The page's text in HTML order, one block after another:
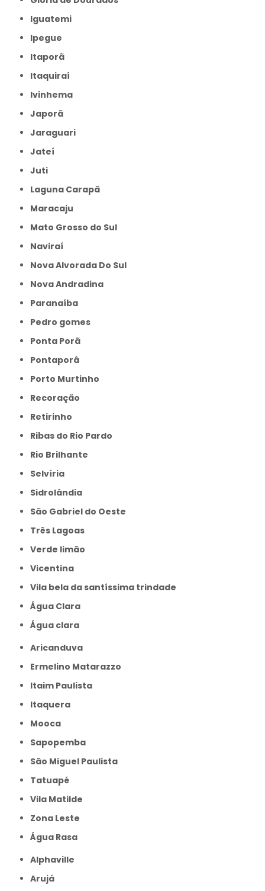
Iguatemi
Ipegue
Itaporã
Itaquiraí
Ivinhema
Japorã
Jaraguari
Jateí
Juti
Laguna Carapã
Maracaju
Mato Grosso do Sul
Naviraí
Nova Alvorada Do Sul
Nova Andradina
Paranaíba
Pedro gomes
Ponta Porã
Pontaporâ
Porto Murtinho
Recoração
Retirinho
Ribas do Rio Pardo
Rio Brilhante
Selvíria
Sidrolândia
São Gabriel do Oeste
Três Lagoas
Verde limão
Vicentina
Vila bela da santíssima trindade
Água Clara
Água clara
Aricanduva
Ermelino Matarazzo
Itaim Paulista
Itaquera
Mooca
Sapopemba
São Miguel Paulista
Tatuapé
Vila Matilde
Zona Leste
Água Rasa
Alphaville
Arujá